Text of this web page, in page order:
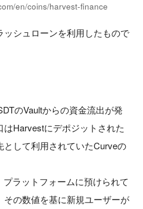
en/coins/harvest-finance
シュローンを利用したもので
のVaultからの資金流出が発
Harvestにデポジットされた
して利用されていたCurveの
ラットフォームに預けられて
の数値を基に新規ユーザーが